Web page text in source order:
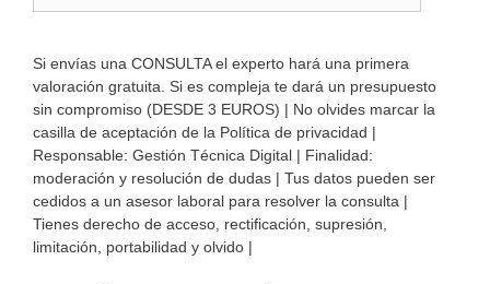
Si envías una CONSULTA el experto hará una primera
valoración gratuita. Si es compleja te dará un presupuesto
sin compromiso (DESDE 3 EUROS) | No olvides marcar la
casilla de aceptación de la Política de privacidad |
Responsable: Gestión Técnica Digital | Finalidad:
moderación y resolución de dudas | Tus datos pueden ser
cedidos a un asesor laboral para resolver la consulta |
Tienes derecho de acceso, rectificación, supresión,
limitación, portabilidad y olvido |